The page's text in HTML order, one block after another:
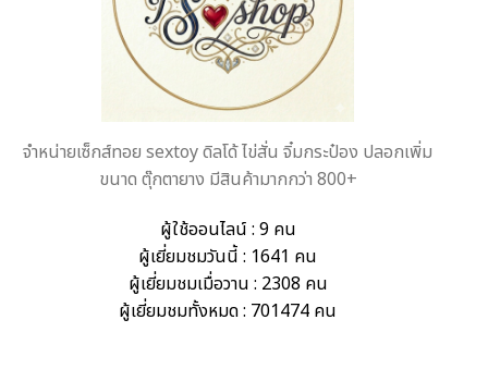
จำหน่ายเซ็กส์ทอย sextoy ดิลโด้ ไข่สั่น จิ๋มกระป๋อง ปลอกเพิ่ม
ขนาด ตุ๊กตายาง มีสินค้ามากกว่า 800+
ผู้ใช้ออนไลน์ : 9 คน
ผู้เยี่ยมชมวันนี้ : 1641 คน
ผู้เยี่ยมชมเมื่อวาน : 2308 คน
ผู้เยี่ยมชมทั้งหมด : 701474 คน